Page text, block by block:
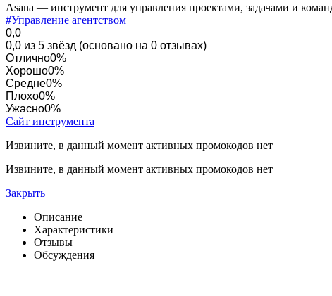
Asana — инструмент для управления проектами, задачами и
#Управление агентством
0,0
0,0 из 5 звёзд (основано на 0 отзывах)
Отлично0%
Хорошо0%
Средне0%
Плохо0%
Ужасно0%
Сайт инструмента
Извините, в данный момент активных промокодов нет
Извините, в данный момент активных промокодов нет
Закрыть
Описание
Характеристики
Отзывы
Обсуждения